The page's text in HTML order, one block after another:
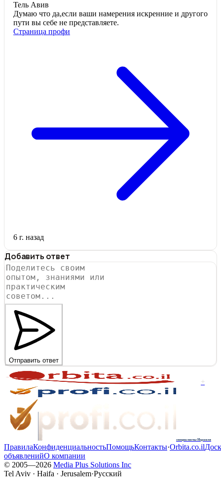
Тель Авив
Думаю что да,если ваши намерения искренние и другого
пути вы себе не представляете.
Страница профи
6 г. назад
Добавить ответ
Отправить ответ
+
специалисты Израиля
ПравилаКонфиденциальностьПомощьКонтакты·Orbita.co.il
объявленийО компании
© 2005—2026 Media Plus Solutions Inc
Tel Aviv · Haifa · Jerusalem·Русский